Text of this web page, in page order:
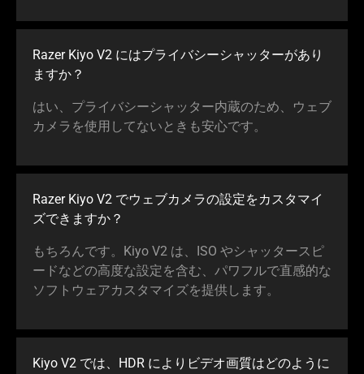
Razer Kiyo V2 にはプライバシーシャッターがあり
ま すか ？
はい、プライバシーシャッター内蔵のため、ウェブ
カメラを使用してないときも安心です。
Razer Kiyo V2 でウェブカメラの設定をカスタマイ
ズできま すか ？
もちろんです。Kiyo V2 は、ISO やシャッタースピ
ードなどの高度な設定を含む、パワフルで直感的な
ソフトウェアカスタマイズを提供し ます。
Kiyo V2 では、HDR によりビデオ画質はどのように